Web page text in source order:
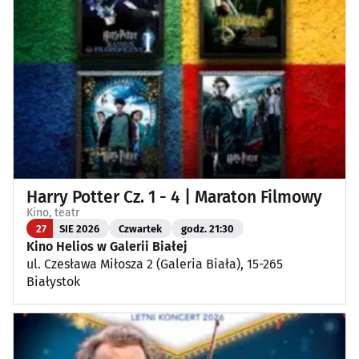
Harry Potter Cz. 1 - 4 | Maraton Filmowy
Kino, teatr
27 SIE 2026 Czwartek godz. 21:30
Kino Helios w Galerii Białej
ul. Czesława Miłosza 2 (Galeria Biała), 15-265
Białystok